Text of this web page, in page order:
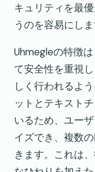
キュリティを最
うのを容易にしま
Uhmegleの特徴
て安全性を重視
しく行われるよ
ットとテキスト
いるため、ユー
イズでき、複数
きます。これは